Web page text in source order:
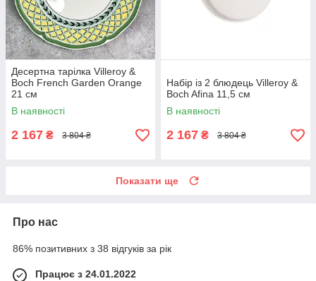
Десертна тарілка Villeroy &
Boch French Garden Orange
21 см
В наявності
2 167 ₴ 3 804 ₴
Набір із 2 блюдець Villeroy &
Boch Afina 11,5 см
В наявності
2 167 ₴ 3 804 ₴
Показати ще
Про нас
86% позитивних з 38 відгуків за рік
Працює з 24.01.2022